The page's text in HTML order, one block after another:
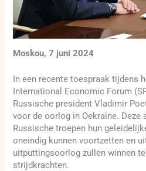
Moskou, 7 juni 2024
In een recente toespraak tijdens
International Economic Forum
Russische president Vladimir
voor de oorlog in Oekraïne. Deze
Russische troepen hun
oneindig kunnen voortzetten en
uitputtingsoorlog zullen winnen
strijdkrachten.